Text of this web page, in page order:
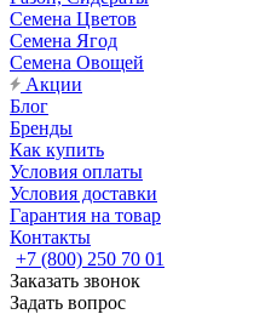
Семена Цветов
Семена Ягод
Семена Овощей
Акции
Блог
Бренды
Как купить
Условия оплаты
Условия доставки
Гарантия на товар
Контакты
+7 (800) 250 70 01
Заказать звонок
Задать вопрос